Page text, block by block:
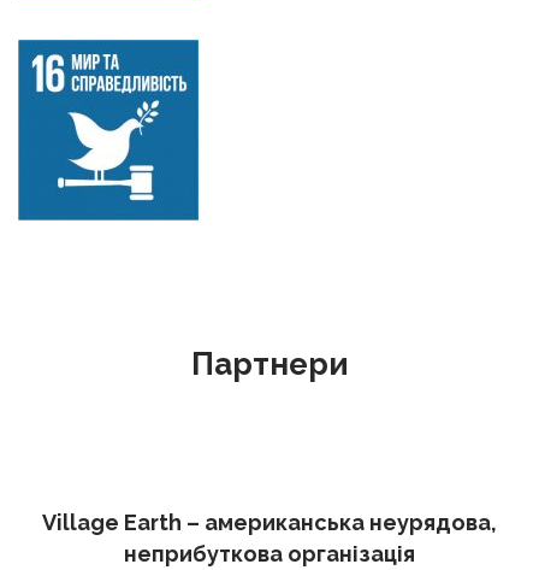
Партнери
Village Earth – американська неурядова,
неприбуткова організація